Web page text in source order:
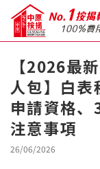
關於我們
格到至抵按揭
【2026最
人包】白
申請資格
注意事項
26/06/2026